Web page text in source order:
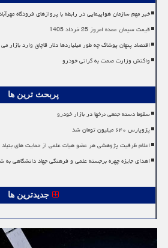
خبر مهم سازمان هواپیمایی در رابطه با پروازهای فرودگاه
قیمت سیمان عمده امروز 25 خرداد 1405
اقتصاد پنهان پوشاک چه طور میلیاردها دلار قاچاق وارد بازار
واکنش وزارت صمت به گرانی خودرو
پربحث ترین ها
سقوط دسته جمعی نرخها در بازار خودرو
پژوپارس ۶۴۰ میلیون تومان شد
اعلام ظرفیت پژوهشی هر عضو هیات علمی از حمایت های بنیاد
اهدای جایزه چهره برجسته علمی و فرهنگی جهاد دانشگاهی به
جدیدترین ها